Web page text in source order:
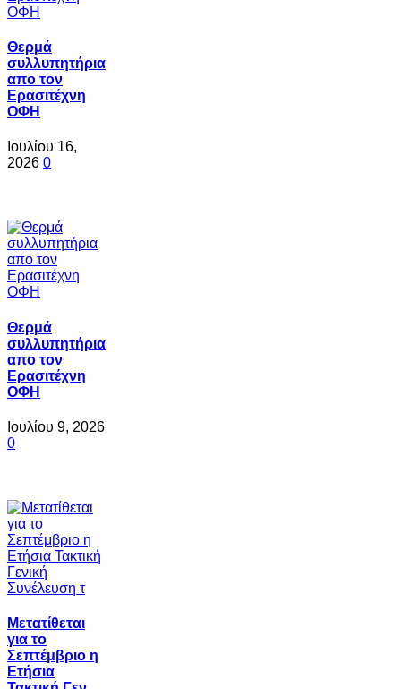
Θερμά
συλλυπητήρια
απο τον
Ερασιτέχνη
ΟΦΗ
Ιουλίου 16,
2026 0
Θερμά
συλλυπητήρια
απο τον
Ερασιτέχνη
ΟΦΗ
Ιουλίου 9, 2026
0
Μετατίθεται
για το
Σεπτέμβριο η
Ετήσια